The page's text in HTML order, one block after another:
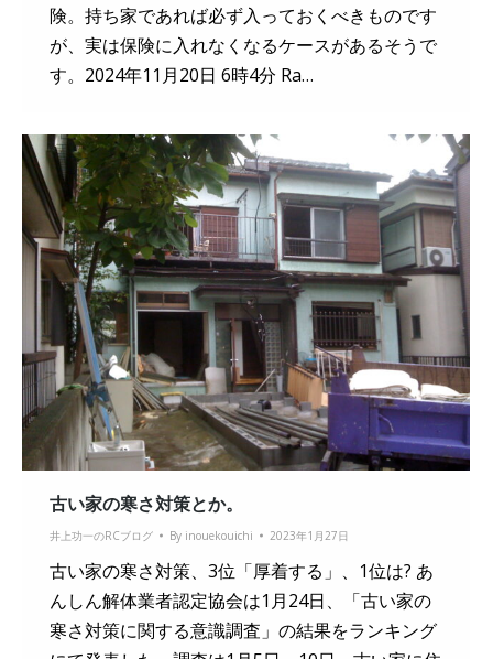
険。持ち家であれば必ず入っておくべきものです
が、実は保険に入れなくなるケースがあるそうで
す。2024年11月20日 6時4分 Ra…
古い家の寒さ対策とか。
井上功一のRCブログ By inouekouichi 2023年1月27日
古い家の寒さ対策、3位「厚着する」、1位は? あ
んしん解体業者認定協会は1月24日、「古い家の
寒さ対策に関する意識調査」の結果をランキング